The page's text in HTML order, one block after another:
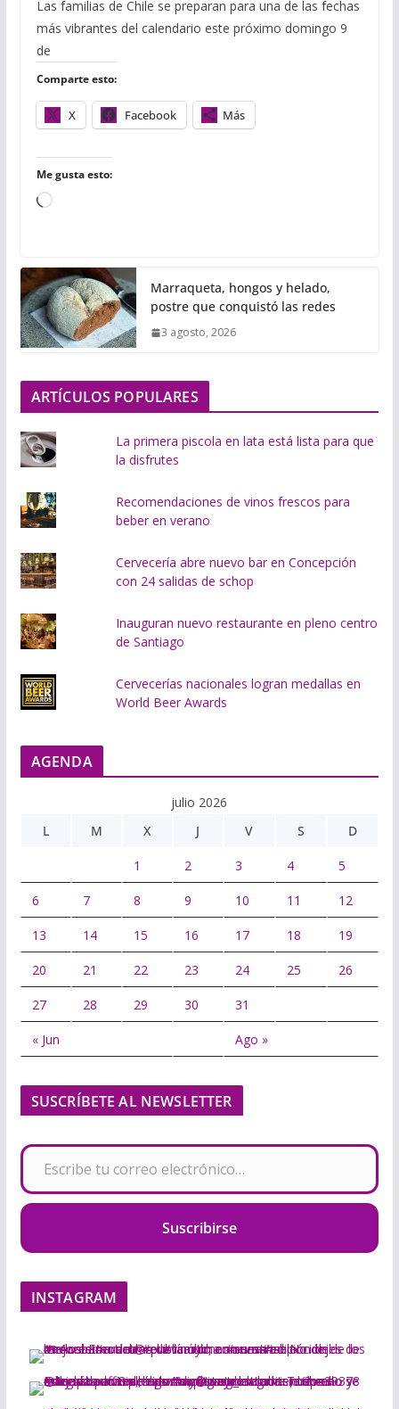
b
t
b
l
t
s
l
l
a
Las familias de Chile se preparan para una de las fechas
más vibrantes del calendario este próximo domingo 9
de
Comparte esto:
X Facebook Más
Me gusta esto:
C
g
a
n
d
.
.
Marraqueta, hongos y helado,
postre que conquistó las redes
3 agosto, 2026
ARTÍCULOS POPULARES
La primera piscola en lata está lista para que
la disfrutes
Recomendaciones de vinos frescos para
beber en verano
Cervecería abre nuevo bar en Concepción
con 24 salidas de schop
Inauguran nuevo restaurante en pleno centro
de Santiago
Cervecerías nacionales logran medallas en
World Beer Awards
AGENDA
julio 2026
L
M X J V S D
1 2 3 4 5
6 7 8 9 10 11 12
13 14 15 16 17 18 19
20 21 22 23 24 25 26
27 28 29 30 31
« Jun Ago »
SUSCRÍBETE AL NEWSLETTER
Escribe tu correo electrónico…
Suscribirse
INSTAGRAM